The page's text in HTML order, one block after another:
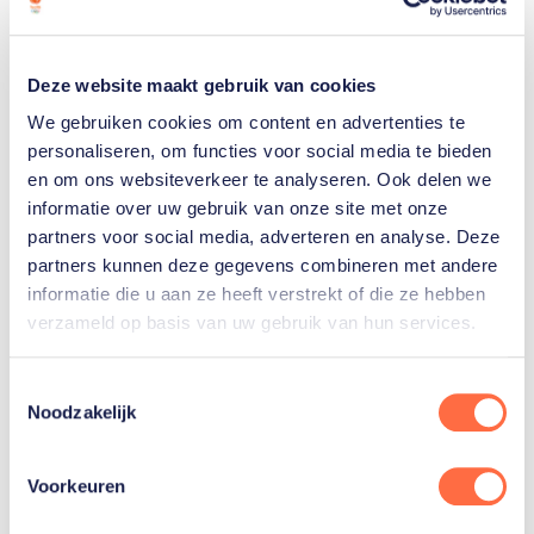
Deze website maakt gebruik van cookies
We gebruiken cookies om content en advertenties te
personaliseren, om functies voor social media te bieden
en om ons websiteverkeer te analyseren. Ook delen we
informatie over uw gebruik van onze site met onze
partners voor social media, adverteren en analyse. Deze
partners kunnen deze gegevens combineren met andere
informatie die u aan ze heeft verstrekt of die ze hebben
verzameld op basis van uw gebruik van hun services.
Noodzakelijk
Voorkeuren
Gerelateerde sporters deelnemersfinder
Irene
Schouten
Gerelateerde